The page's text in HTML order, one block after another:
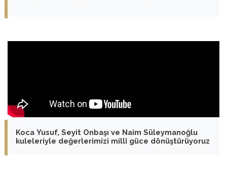
Koca Yusuf, Seyit Onbaşı ve Naim Süleymanoğlu
kuleleriyle değerlerimizi millî güce dönüştürüyoruz